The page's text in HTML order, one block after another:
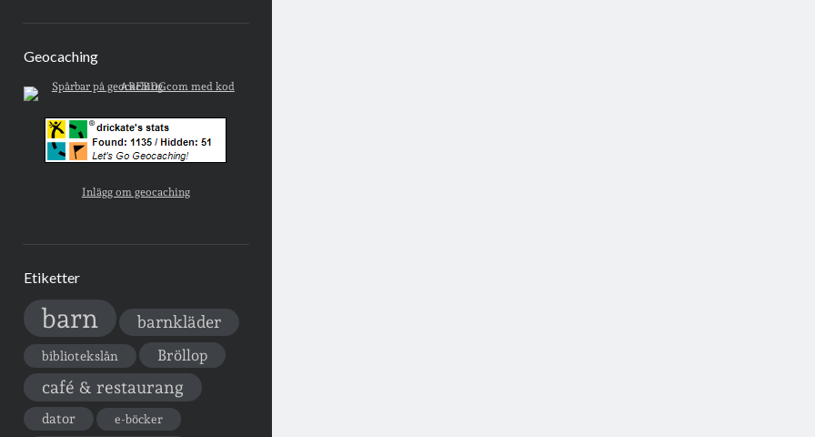
Geocaching
Inlägg om geocaching
Etiketter
barn barnkläder
bibliotekslån Bröllop
café & restaurang
dator e-böcker